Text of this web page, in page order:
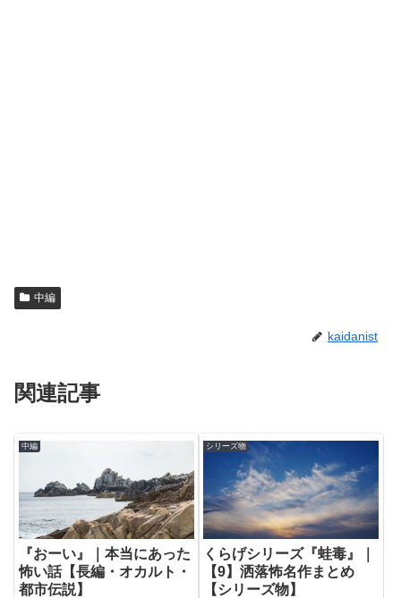
中編
kaidanist
関連記事
中編
『おーい』｜本当にあった
怖い話【長編・オカルト・
都市伝説】
シリーズ物
くらげシリーズ『蛙毒』｜
【9】洒落怖名作まとめ
【シリーズ物】